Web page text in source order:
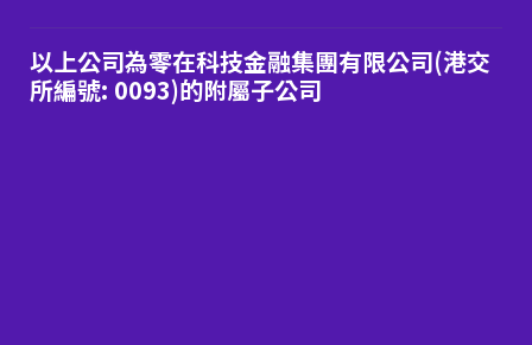
以上公司為零在科技金融集團有限公司(港交
所編號: 0093)的附屬子公司